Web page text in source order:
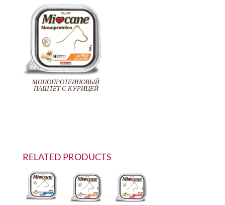
МОНОПРОТЕИНОВЫЙ
ПАШТЕТ С КУРИЦЕЙ
RELATED PRODUCTS